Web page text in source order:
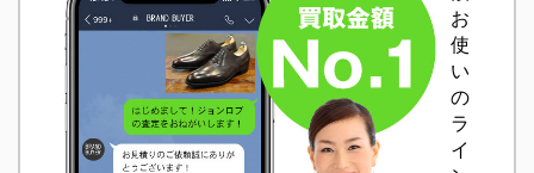
お
使
い
の
ラ
イ